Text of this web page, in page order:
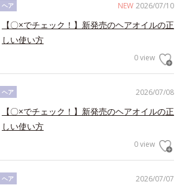
NEW 2026/07/10
ヘア
【〇×でチェック！】新発売のヘアオイルの正
しい使い方
0 view
2026/07/08
ヘア
【〇×でチェック！】新発売のヘアオイルの正
しい使い方
0 view
2026/07/07
ヘア